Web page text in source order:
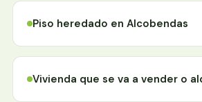
Piso heredado en Alcobendas
Vivienda que se va a vender o